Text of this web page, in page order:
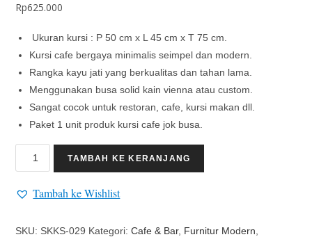
Rp625.000
Ukuran kursi : P 50 cm x L 45 cm x T 75 cm.
Kursi cafe bergaya minimalis seimpel dan modern.
Rangka kayu jati yang berkualitas dan tahan lama.
Menggunakan busa solid kain vienna atau custom.
Sangat cocok untuk restoran, cafe, kursi makan dll.
Paket 1 unit produk kursi cafe jok busa.
TAMBAH KE KERANJANG
Tambah ke Wishlist
SKU: SKKS-029 Kategori:Cafe & Bar, Furnitur Modern